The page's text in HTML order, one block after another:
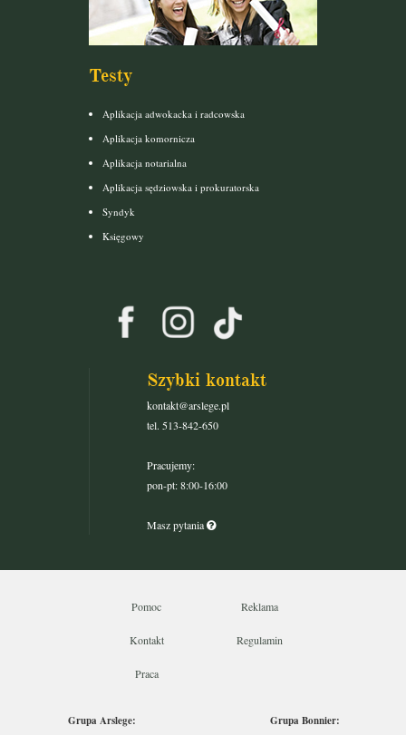
Testy
Aplikacja adwokacka i radcowska
Aplikacja komornicza
Aplikacja notarialna
Aplikacja sędziowska i prokuratorska
Syndyk
Księgowy
Szybki kontakt
kontakt@arslege.pl
tel. 513-842-650
Pracujemy:
pon-pt: 8:00-16:00
Masz pytania
Pomoc Reklama
Kontakt Regulamin
Praca
Grupa Arslege: Grupa Bonnier: